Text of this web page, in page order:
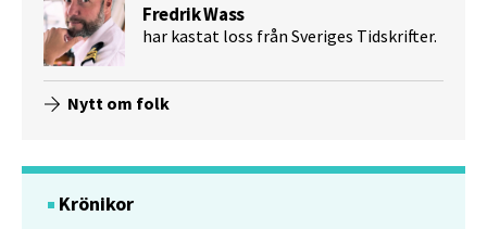
Fredrik Wass
har kastat loss från Sveriges Tidskrifter.
Nytt om folk
Krönikor